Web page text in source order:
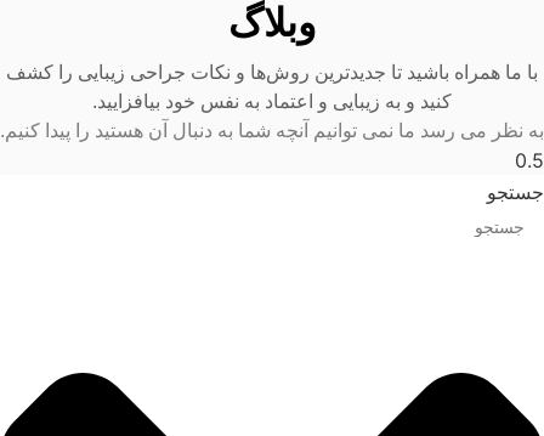
وبلاگ
با ما همراه باشید تا جدیدترین روش‌ها و نکات جراحی زیبایی را کشف
کنید و به زیبایی و اعتماد به نفس خود بیافزایید.
به نظر می رسد ما نمی توانیم آنچه شما به دنبال آن هستید را پیدا کنیم.
جستجو